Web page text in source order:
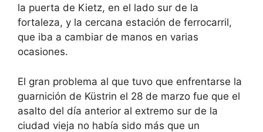
la puerta de Kietz, en el lado sur de la
fortaleza, y la cercana estación de ferrocarril,
que iba a cambiar de manos en varias
ocasiones.
El gran problema al que tuvo que enfrentarse la
guarnición de Küstrin el 28 de marzo fue que el
asalto del día anterior al extremo sur de la
ciudad vieja no había sido más que un